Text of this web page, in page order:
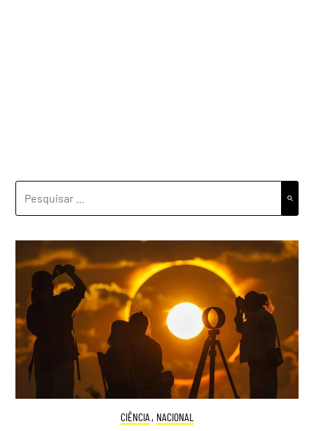
CIÊNCIA , NACIONAL